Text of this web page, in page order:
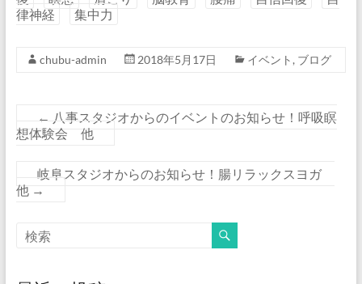
律神経
集中力
chubu-admin 2018年5月17日 イベント , ブログ
← 八事スタジオからのイベントのお知らせ！呼吸瞑
想体験会 他
岐阜スタジオからのお知らせ！腸リラックスヨガ
他 →